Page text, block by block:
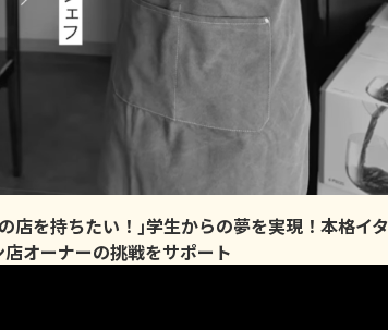
店を持ちたい！｣学生からの夢を実現！本格イタ
店オーナーの挑戦をサポート